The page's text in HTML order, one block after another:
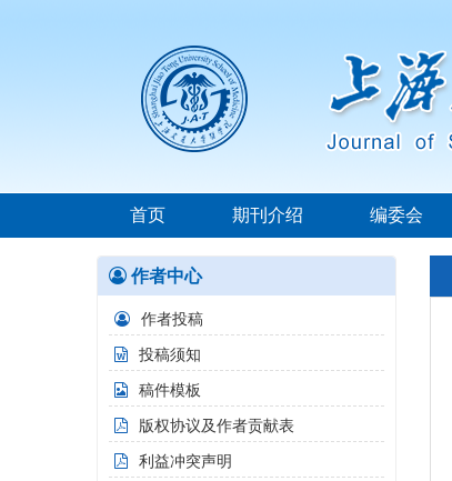
首页 期刊介绍 编委会
作者中心
作者投稿
投稿须知
稿件模板
版权协议及作者贡献表
利益冲突声明